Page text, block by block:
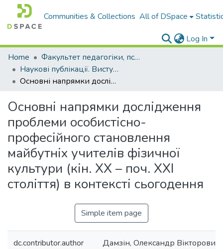
Communities & Collections All of DSpace
Log In
Home
Факультет педагогіки, психології і професійної освіти
Наукові публікації. Виступи
Основні напрямки дослідження проблеми особистісно-професійного становлення майбутніх учителів фізичної культури (кін. XX – поч. XXI століття) в контексті сьогодення
Основні напрямки дослідження
проблеми особистісно-
професійного становлення
майбутніх учителів фізичної
культури (кін. XX – поч. XXI
століття) в контексті сьогодення
Simple item page
dc.contributor.author Дамзін, Олександр Вікторович